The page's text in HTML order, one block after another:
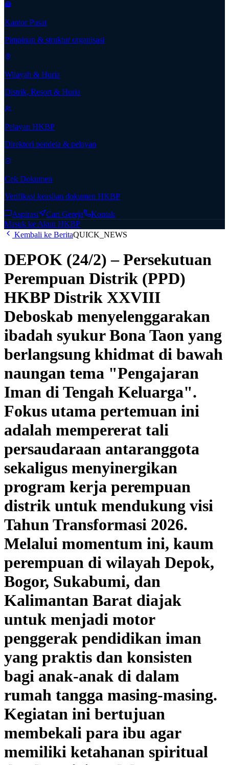
Kantor Pusat
Pimpinan & struktur organisasi
Wilayah & Huria
Distrik, Resort & Huria
Pelayan HKBP
Direktori pendeta & pelayan
Cek Dokumen
Verifikasi keaslian dokumen HKBP
Aspirasi Cari Gereja
Kontak
Masuk ke Akun HKBP
Kembali ke BeritaQUICK_NEWS
DEPOK (24/2) – Persekutuan
Perempuan Distrik (PPD)
HKBP Distrik XXVIII
Deboskab menyelenggarakan
ibadah syukur Bona Taon yang
berlangsung khidmat di bawah
naungan tema "Pengajaran
Iman di Tengah Keluarga".
Fokus utama pertemuan ini
adalah mempererat tali
persaudaraan antaranggota
sekaligus menyinergikan
program kerja perempuan
distrik untuk mendukung visi
Tahun Transformasi 2026.
Melalui momentum ini, kaum
perempuan di wilayah Depok,
Bogor, Sukabumi, dan
Kalimantan Barat diajak
untuk menjadi motor
penggerak pendidikan iman
yang praktis dan konsisten
bagi anak-anak di dalam
rumah tangga masing-masing.
Kegiatan ini bertujuan
membekali para ibu agar
memiliki ketahanan spiritual